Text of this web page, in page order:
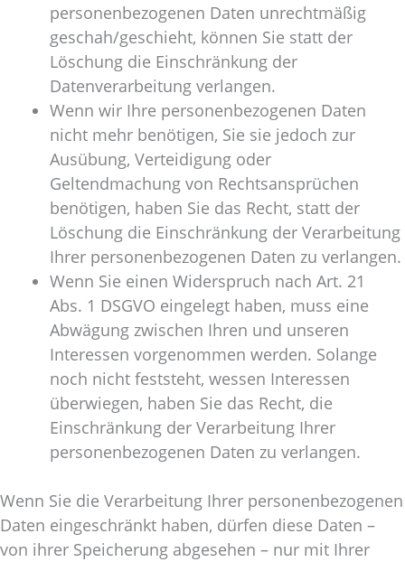
personenbezogenen Daten unrechtmäßig
geschah/geschieht, können Sie statt der
Löschung die Einschränkung der
Datenverarbeitung verlangen.
Wenn wir Ihre personenbezogenen Daten
nicht mehr benötigen, Sie sie jedoch zur
Ausübung, Verteidigung oder
Geltendmachung von Rechtsansprüchen
benötigen, haben Sie das Recht, statt der
Löschung die Einschränkung der Verarbeitung
Ihrer personenbezogenen Daten zu verlangen.
Wenn Sie einen Widerspruch nach Art. 21
Abs. 1 DSGVO eingelegt haben, muss eine
Abwägung zwischen Ihren und unseren
Interessen vorgenommen werden. Solange
noch nicht feststeht, wessen Interessen
überwiegen, haben Sie das Recht, die
Einschränkung der Verarbeitung Ihrer
personenbezogenen Daten zu verlangen.
Wenn Sie die Verarbeitung Ihrer personenbezogenen
Daten eingeschränkt haben, dürfen diese Daten –
von ihrer Speicherung abgesehen – nur mit Ihrer